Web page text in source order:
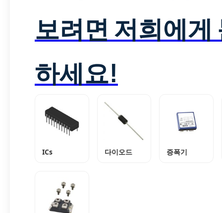
보려면 저희에게
하세요!
ICs 다이오드 증폭기